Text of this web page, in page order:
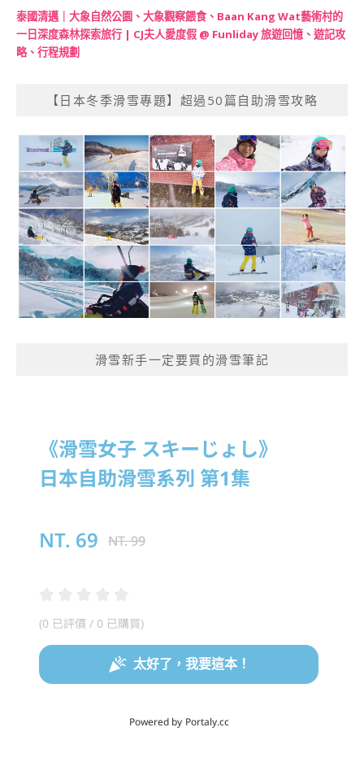
泰國清邁｜大象自然公園、大象觀察餵食、Baan Kang Wat藝術村的
一日深度森林探索旅行 | CJ夫人愛度假 @ Funliday 旅遊回憶、遊記攻
略、行程規劃
【日本冬季滑雪專題】超過50篇自助滑雪攻略
滑雪新手一定要買的滑雪筆記